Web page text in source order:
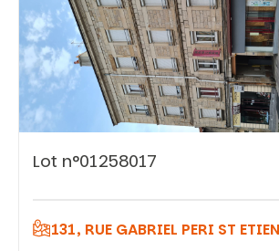
Rechercher
Lot n°01258017
131, RUE GABRIEL PERI ST